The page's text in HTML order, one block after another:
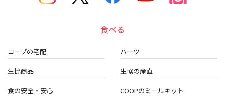
食べる
コープの宅配 ハーツ
生協商品 生協の産直
食の安全・安心 COOPのミールキット